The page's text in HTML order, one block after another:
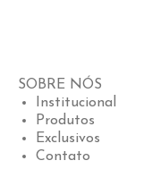
SOBRE NÓS
Institucional
Produtos
Exclusivos
Contato